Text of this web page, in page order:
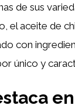
de sus
el aceite de
con
único y